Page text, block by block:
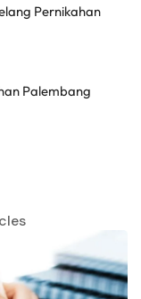
Pernikahan
Palembang